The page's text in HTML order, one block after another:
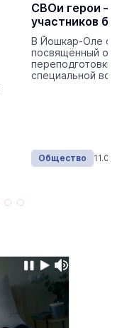
СВОи герои –
участников
В Йошкар-Оле
посвящённый
переподготовки
специальной
Общество